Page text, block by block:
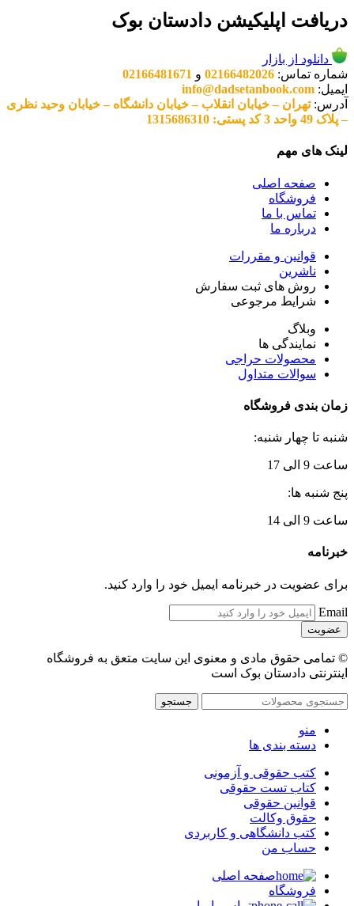
دریافت اپلیکیشن دادستان بوک
دانلود از بازار
شماره تماس: 02166482026 و 02166481671
ایمیل: info@dadsetanbook.com
آدرس:تهران – خیابان انقلاب – خیابان دانشگاه – خیابان وحید نظری
– پلاک 49 واحد 3 کد پستی: 1315686310
لینک های مهم
صفحه اصلی
فروشگاه
تماس با ما
درباره ما
قوانین و مقررات
ناشرین
روش های ثبت سفارش
شرایط مرجوعی
وبلاگ
نمایندگی ها
محصولات حراجی
سوالات متداول
زمان بندی فروشگاه
شنبه تا چهار شنبه:
ساعت 9 الی 17
پنج شنبه ها:
ساعت 9 الی 14
خبرنامه
برای عضویت در خبرنامه ایمیل خود را وارد کنید.
Email
© تمامی حقوق مادی و معنوی این سایت متعق به فروشگاه
اینترنتی دادستان بوک است
جستجو
منو
دسته بندی ها
کتب حقوقی و آزمونی
کتاب تست حقوقی
قوانین حقوقی
حقوق وکالت
کتب دانشگاهی و کاربردی
حساب من
صفحه اصلی
فروشگاه